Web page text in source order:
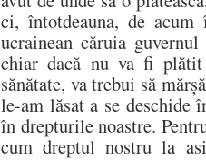
ci, întotdeauna, de
ucrainean căruia
chiar dacă nu va fi
sănătate, va trebui să
le-am lăsat a se deschide
în drepturile noastre.
cum dreptul nostru la